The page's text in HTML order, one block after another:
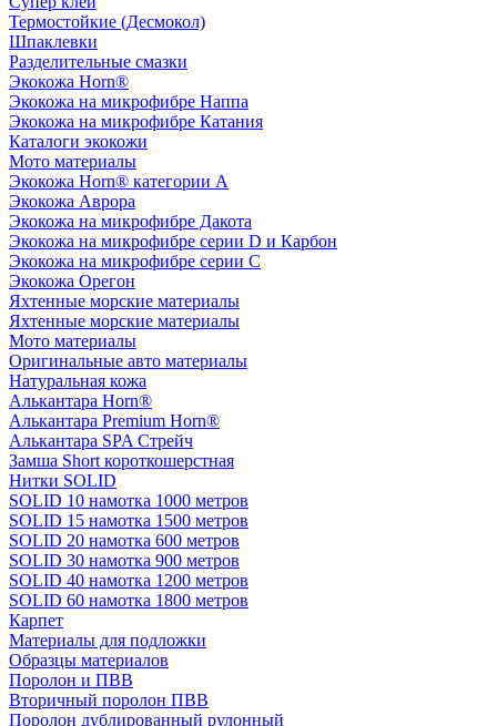
Термостойкие (Десмокол)
Шпаклевки
Разделительные смазки
Экокожа Horn®
Экокожа на микрофибре Наппа
Экокожа на микрофибре Катания
Каталоги экокожи
Мото материалы
Экокожа Horn® категории A
Экокожа Аврора
Экокожа на микрофибре Дакота
Экокожа на микрофибре серии D и Карбон
Экокожа на микрофибре серии С
Экокожа Орегон
Яхтенные морские материалы
Яхтенные морские материалы
Мото материалы
Оригинальные авто материалы
Натуральная кожа
Алькантара Horn®
Алькантара Premium Horn®
Алькантара SPA Стрейч
Замша Short короткошерстная
Нитки SOLID
SOLID 10 намотка 1000 метров
SOLID 15 намотка 1500 метров
SOLID 20 намотка 600 метров
SOLID 30 намотка 900 метров
SOLID 40 намотка 1200 метров
SOLID 60 намотка 1800 метров
Карпет
Материалы для подложки
Образцы материалов
Поролон и ПВВ
Вторичный поролон ПВВ
Поролон дублированный рулонный